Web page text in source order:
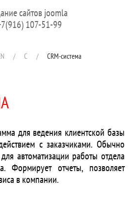
107-51-99
C CRM-система
для ведения клиентской базы
с заказчиками. Обычно
автоматизации работы отдела
Формирует отчеты, позволяет
в компании.